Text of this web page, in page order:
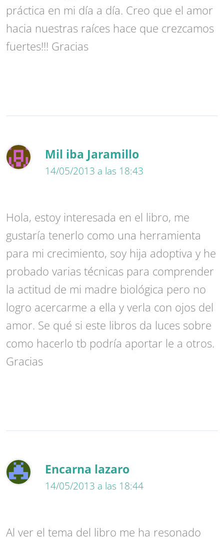
práctica en mi día a día. Creo que el amor
hacia nuestras raíces hace que crezcamos
fuertes!!! Gracias
Mil iba Jaramillo
14/05/2013 a las 18:43
Hola, estoy interesada en el libro, me
gustaría tenerlo como una herramienta
para mi crecimiento, soy hija adoptiva y he
probado varias técnicas para comprender
la actitud de mi madre biológica pero no
logro acercarme a ella y verla con ojos del
amor. Se qué si este libros da luces sobre
como hacerlo tb podría aportar le a otros.
Gracias
Encarna lazaro
14/05/2013 a las 18:44
Al ver el tema del libro me ha resonado